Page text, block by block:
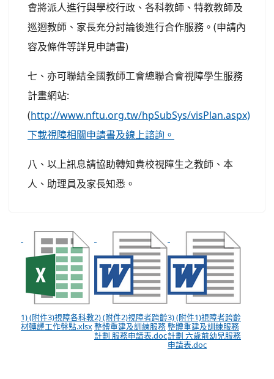
會將派人進行與學校行政、各科教師、特教教師及
巡迴教師、家長充分討論後進行合作服務。(申請內
容及條件等詳見申請書)
七、亦可聯結全國教師工會總聯合會視障學生服務
計畫網站:
(http://www.nftu.org.tw/hpSubSys/visPlan.aspx)
下載視障相關申請書及線上諮詢。
八、以上訊息請協助轉知貴校視障生之教師、本
人、助理員及家長知悉。
1) (附件3)視障各科教
材轉譯工作盤點.xlsx
2) (附件2)視障者跨齡
整體重建及訓練服務
計劃 服務申請表.doc
3) (附件1)視障者跨齡
整體重建及訓練服務
計劃 六歲前幼兒服務
申請表.doc